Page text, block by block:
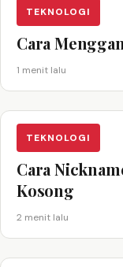
TEKNOLOGI
Cara
1 menit lalu
TEKNOLOGI
Cara
Kosong
2 menit lalu